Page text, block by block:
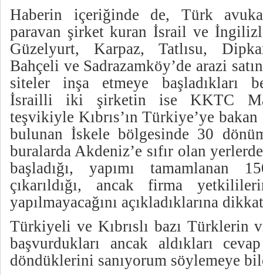
Haberin içeriğinde de, Türk
paravan şirket kuran İsrail ve
Güzelyurt, Karpaz, Tatlısu,
Bahçeli ve Sadrazamköy’de arazi
siteler inşa etmeye başladıkları
İsrailli iki şirketin ise KKTC
teşvikiyle Kıbrıs’ın Türkiye’ye
bulunan İskele bölgesinde 30
buralarda Akdeniz’e sıfır olan
başladığı, yapımı tamamlanan
çıkarıldığı, ancak firma
yapılmayacağını açıkladıklarına
Türkiyeli ve Kıbrıslı bazı Türklerin
başvurdukları ancak aldıkları cevap
döndüklerini sanıyorum söylemeye